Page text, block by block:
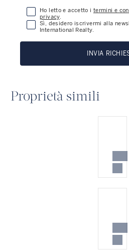
Ho letto e accetto i termini e
privacy.
Sì, desidero iscrivermi alla
International Realty.
INVIA
Proprietà simili